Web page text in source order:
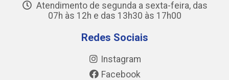
Atendimento de segunda a sexta-feira, das
07h às 12h e das 13h30 às 17h00
Redes Sociais
Instagram
Facebook